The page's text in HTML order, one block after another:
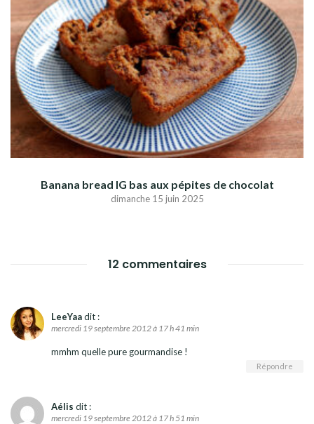
Banana bread IG bas aux pépites de chocolat
dimanche 15 juin 2025
12 commentaires
LeeYaadit :
mercredi 19 septembre 2012 à 17 h 41 min
mmhm quelle pure gourmandise !
Répondre
Aélis dit :
mercredi 19 septembre 2012 à 17 h 51 min